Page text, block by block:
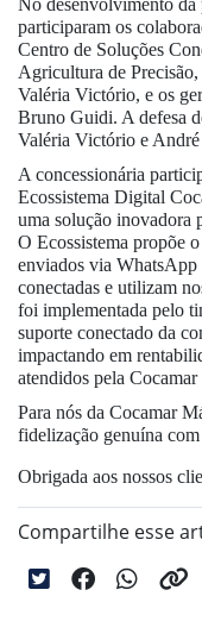
participaram os
Centro de Soluções
Agricultura de
Valéria Victório, e os
Bruno Guidi. A defesa
Valéria Victório e
A concessionária
Ecossistema Digital
uma solução inovadora
O Ecossistema propõe
enviados via WhatsApp
conectadas e utilizam
foi implementada pelo
suporte conectado da
impactando em
atendidos pela
Para nós da Cocamar
fidelização genuína com
Obrigada aos nossos
Compartilhe esse